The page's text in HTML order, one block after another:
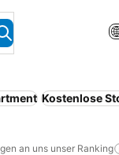
Kostenlose
an uns unser Ranking